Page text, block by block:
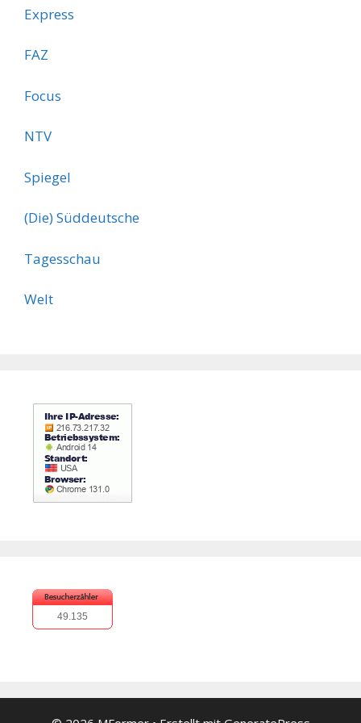
Express
FAZ
Focus
NTV
Spiegel
(Die) Süddeutsche
Tagesschau
Welt
49.135